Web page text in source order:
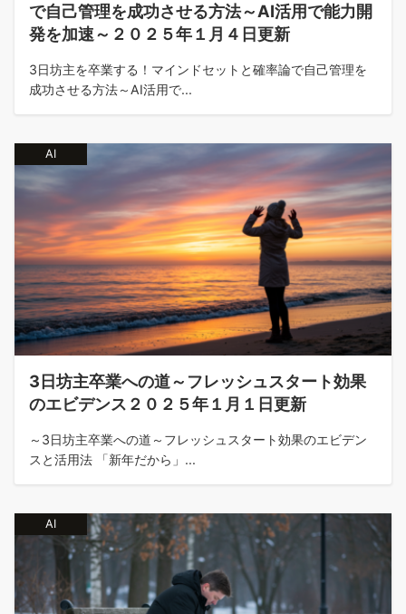
で自己管理を成功させる方法～AI活用で能力開
発を加速～２０２５年１月４日更新
3日坊主を卒業する！マインドセットと確率論で自己管理を
成功させる方法～AI活用で...
AI
3日坊主卒業への道～フレッシュスタート効果
のエビデンス２０２５年１月１日更新
～3日坊主卒業への道～フレッシュスタート効果のエビデン
スと活用法 「新年だから」...
AI